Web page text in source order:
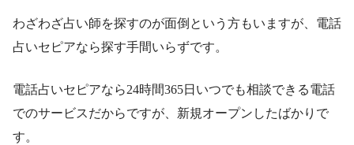
わざわざ占い師を探すのが面倒という方もいますが、電話
占いセピアなら探す手間いらずです。
電話占いセピアなら24時間365日いつでも相談できる電話
でのサービスだからですが、新規オープンしたばかりで
す。